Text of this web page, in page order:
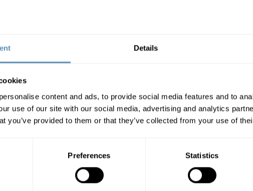
Details
content and ads, to provide social media features and to
use of our site with our social media, advertising and analytics
you’ve provided to them or that they’ve collected from your use of
Preferences Statistics
Slotsmarken 14,
Fleksible løsninger i et lyst og moderne
Slotsmarken 14,
Lyst kontor med fleksible
indretningsmuligheder